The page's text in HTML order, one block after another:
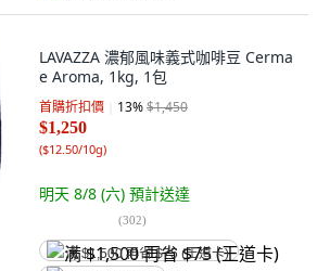
LAVAZZA 濃郁風味義式咖啡豆 Cerma
e Aroma, 1kg, 1包
首購折扣價 13%$1,450
$1,250
($12.50/10g)
明天 8/8 (六) 預計送達
(302)
满 $1,500 再省 $75 (王道卡)